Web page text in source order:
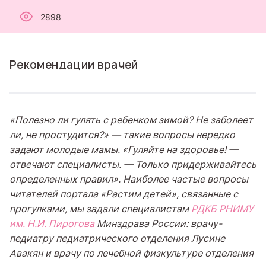
2898
Рекомендации врачей
«Полезно ли гулять с ребенком зимой? Не заболеет
ли, не простудится?» —такие вопросы нередко
задают молодые мамы. «Гуляйте на здоровье! —
отвечают специалисты. — Только придерживайтесь
определенных правил». Наиболее частые вопросы
читателей портала «Растим детей», связанные с
прогулками, мы задали специалистамРДКБ РНИМУ
им. Н.И. ПироговаМинздрава России: врачу-
педиатру педиатрического отделения Лусине
Авакян и врачу по лечебной физкультуре отделения